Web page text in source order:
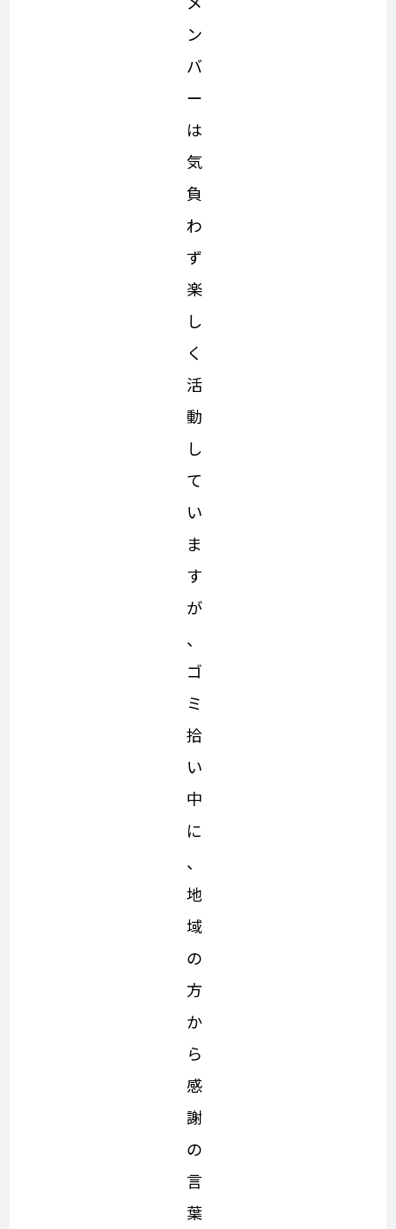
ン
バ
ー
は
気
負
わ
ず
楽
し
く
活
動
し
て
い
ま
す
が
、
ゴ
ミ
拾
い
中
に
、
地
域
の
方
か
ら
感
謝
の
言
葉